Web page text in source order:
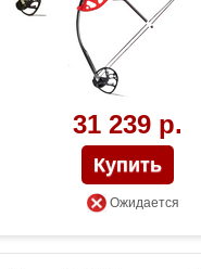
31 239 р.
Ожидается